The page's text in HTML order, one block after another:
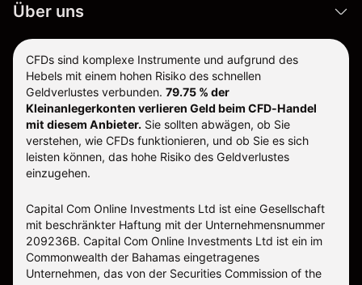
Über uns
CFDs sind komplexe Instrumente und aufgrund des
Hebels mit einem hohen Risiko des schnellen
Geldverlustes verbunden. 79.75 % der
Kleinanlegerkonten verlieren Geld beim CFD-Handel
mit diesem Anbieter. Sie sollten abwägen, ob Sie
verstehen, wie CFDs funktionieren, und ob Sie es sich
leisten können, das hohe Risiko des Geldverlustes
einzugehen.
Capital Com Online Investments Ltd ist eine Gesellschaft
mit beschränkter Haftung mit der Unternehmensnummer
209236B. Capital Com Online Investments Ltd ist ein im
Commonwealth der Bahamas eingetragenes
Unternehmen, das von der Securities Commission of the